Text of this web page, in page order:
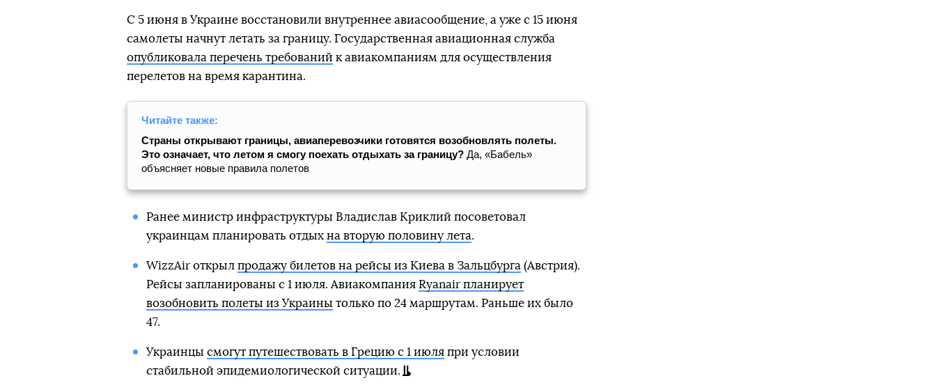
С 5 июня в Украине восстановили внутреннее авиасообщение, а уже с 15 июня
самолеты начнут летать за границу. Государственная авиационная служба
опубликовала перечень требований к авиакомпаниям для осуществления
перелетов на время карантина.
Читайте также:
Страны открывают границы, авиаперевозчики готовятся возобновлять полеты.
Это означает, что летом я смогу поехать отдыхать за границу? Да, «Бабель»
объясняет новые правила полетов
Ранее министр инфраструктуры Владислав Криклий посоветовал
украинцам планировать отдых на вторую половину лета.
WizzAir открыл продажу билетов на рейсы из Киева в Зальцбурга (Австрия).
Рейсы запланированы с 1 июля. Авиакомпания Ryanair планирует
возобновить полеты из Украины только по 24 маршрутам. Раньше их было
47.
Украинцы смогут путешествовать в Грецию с 1 июляпри условии
стабильной эпидемиологической ситуации.